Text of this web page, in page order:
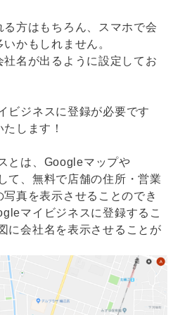
方はもちろん、スマホで会
かもしれません。
名が出るように設定してお
ビジネスに登録が必要です
します！
とは、Googleマップや
て、無料で店舗の住所・営業
真を表示させることのでき
マイビジネスに登録するこ
に会社名を表示させることが